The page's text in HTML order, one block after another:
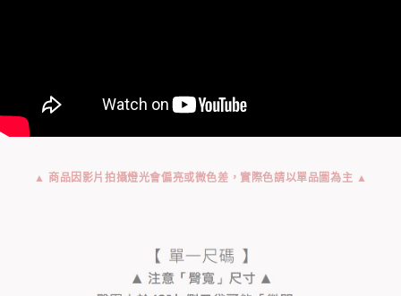
▲ 商品因影片拍攝燈光會偏亮或微色差，實際色請以單品圖為主 ▲